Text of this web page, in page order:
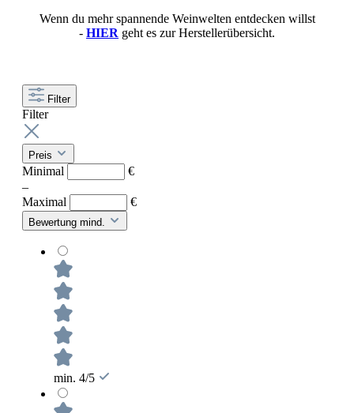
Wenn du mehr spannende Weinwelten entdecken willst
- HIER geht es zur Herstellerübersicht.
Filter
Filter
Preis
Minimal
€
–
Maximal
€
Bewertung mind.
min. 4/5